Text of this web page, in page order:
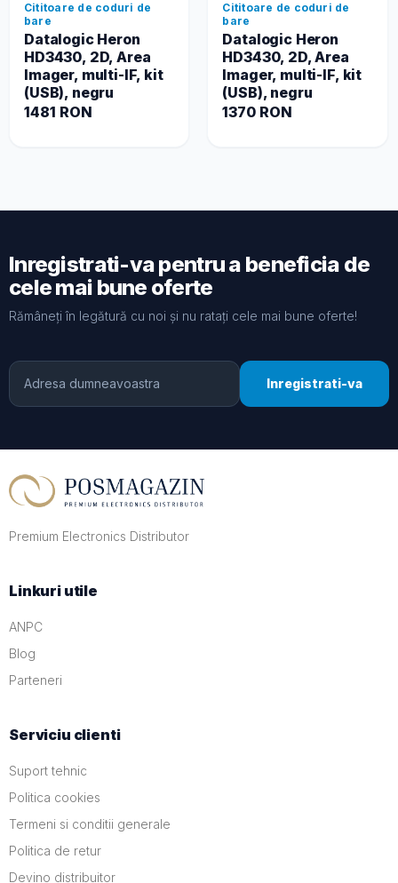
Cititoare de coduri de
bare
Datalogic Heron
HD3430, 2D, Area
Imager, multi-IF, kit
(USB), negru
1481 RON
Cititoare de coduri de
bare
Datalogic Heron
HD3430, 2D, Area
Imager, multi-IF, kit
(USB), negru
1370 RON
Inregistrati-va pentru a beneficia de
cele mai bune oferte
Rămâneți în legătură cu noi și nu ratați cele mai bune oferte!
Inregistrati-va
Premium Electronics Distributor
Linkuri utile
ANPC
Blog
Parteneri
Serviciu clienti
Suport tehnic
Politica cookies
Termeni si conditii generale
Politica de retur
Devino distribuitor